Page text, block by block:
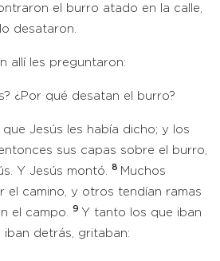
el burro atado en la calle,
desataron.
allí les preguntaron:
¿Por qué desatan el burro?
Jesús les había dicho; y los
sus capas sobre el burro,
Y Jesús montó.
8 Muchos
el camino, y otros tendían ramas
el campo.
9 Y tanto los que iban
detrás, gritaban: